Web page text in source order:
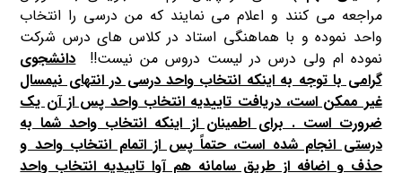
مراجعه می کنند و اعلام می نمایند که من درسی را انتخاب
واحد نموده و با هماهنگی استاد در کلاس های درس شرکت
نموده ام ولی درس در لیست دروس من نیست!!دانشجوی
گرامیبا توجه به اینکه انتخاب واحد درسی در انتهای نیمسال
غیر ممکن است،دریافت تاییدیه انتخاب واحد پس از آن یک
ضرورت است . برای اطمینان از اینکه انتخاب واحد شما به
درستی انجام شده است، حتماً پس از اتمام انتخاب واحد و
حذف و اضافه از طریق سامانه هم آوا تاییدیه انتخاب واحد